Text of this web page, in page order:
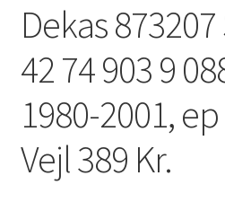
Dekas
42 74 903 9
1980-2001, ep
Vejl 389 Kr.